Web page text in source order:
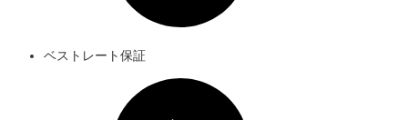
ベストレート保証